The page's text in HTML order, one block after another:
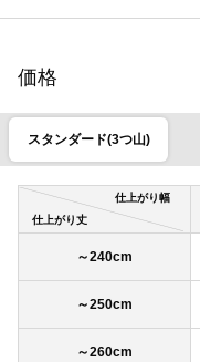
価格
スタンダード(3つ山)
仕上がり幅
仕上がり丈
～240cm
～250cm
～260cm